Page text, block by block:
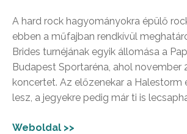
A hard rock hagyományokra épülő
ebben a műfajban rendkívül
Brides turnéjának egyik állomása a
Budapest Sportaréna, ahol november
koncertet. Az előzenekar a Halestorm
lesz, a jegyekre pedig már ti is
Weboldal >>